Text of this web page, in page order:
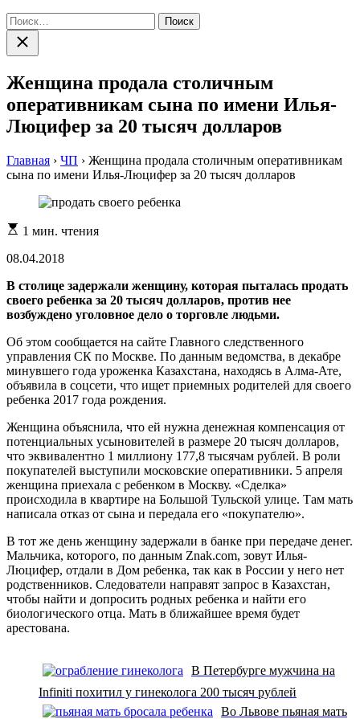
Найти:
Закрыть
поиск
Женщина продала столичным
оперативникам сына по имени Илья-
Люцифер за 20 тысяч долларов
Главная › ЧП › Женщина продала столичным оперативникам
сына по имени Илья-Люцифер за 20 тысяч долларов
Расчетное
чтения
1 мин. чтения
08.04.2018
В столице задержали женщину, которая пыталась продать
своего ребенка за 20 тысяч долларов, против нее
возбуждено уголовное дело о торговле людьми.
Об этом сообщается на сайте Главного следственного
управления СК по Москве. По данным ведомства, в декабре
минувшего года уроженка Казахстана, находясь в Алма-Ате,
объявила в соцсети, что ищет приемных родителей для своего
ребенка 2017 года рождения.
Женщина объяснила, что ей нужна денежная компенсация от
потенциальных усыновителей в размере 20 тысяч долларов,
что эквивалентно 1 миллиону 177,8 тысячам рублей. В роли
покупателей выступили московские оперативники. 5 апреля
женщина приехала с ребенком в Москву. «Сделка»
происходила в квартире на Большой Тульской улице. Там мать
написала отказ от сына и передала его «покупателю».
В тот же день женщину задержали в банке при передаче денег.
Мальчика, которого, по данным Znak.com, зовут Илья-
Люцифер, отдали в Дом ребенка, так как в России у него нет
родственников. Следователи направят запрос в Казахстан,
чтобы найти и допросить родных ребенка и найти его
биологического отца. Мать в ближайшее время будет
арестована.
В Петербурге мужчина на
Infiniti похитил у гинеколога 200 тысяч рублей
Во Львове пьяная мать